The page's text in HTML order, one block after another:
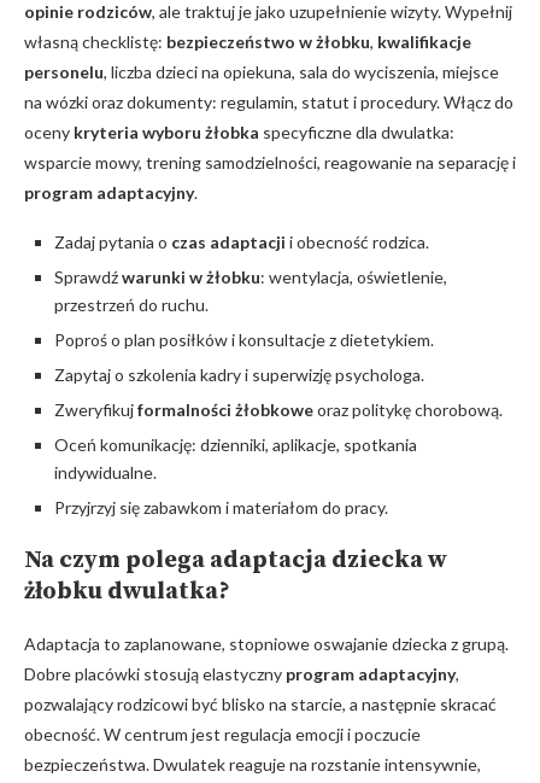
opinie rodziców, ale traktuj je jako uzupełnienie wizyty. Wypełnij
własną checklistę: bezpieczeństwo w żłobku, kwalifikacje
personelu, liczba dzieci na opiekuna, sala do wyciszenia, miejsce
na wózki oraz dokumenty: regulamin, statut i procedury. Włącz do
oceny kryteria wyboru żłobka specyficzne dla dwulatka:
wsparcie mowy, trening samodzielności, reagowanie na separację i
program adaptacyjny.
Zadaj pytania o czas adaptacji i obecność rodzica.
Sprawdźwarunki w żłobku: wentylacja, oświetlenie,
przestrzeń do ruchu.
Poproś o plan posiłków i konsultacje z dietetykiem.
Zapytaj o szkolenia kadry i superwizję psychologa.
Zweryfikujformalności żłobkoweoraz politykę chorobową.
Oceń komunikację: dzienniki, aplikacje, spotkania
indywidualne.
Przyjrzyj się zabawkom i materiałom do pracy.
Na czym polega adaptacja dzieckaw
żłobku dwulatka?
Adaptacja to zaplanowane, stopniowe oswajanie dziecka z grupą.
Dobre placówki stosują elastyczny program adaptacyjny,
pozwalający rodzicowi być blisko na starcie, a następnie skracać
obecność. W centrum jest regulacja emocji i poczucie
bezpieczeństwa. Dwulatek reaguje na rozstanie intensywnie,